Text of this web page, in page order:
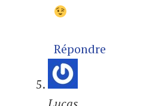
Répondre